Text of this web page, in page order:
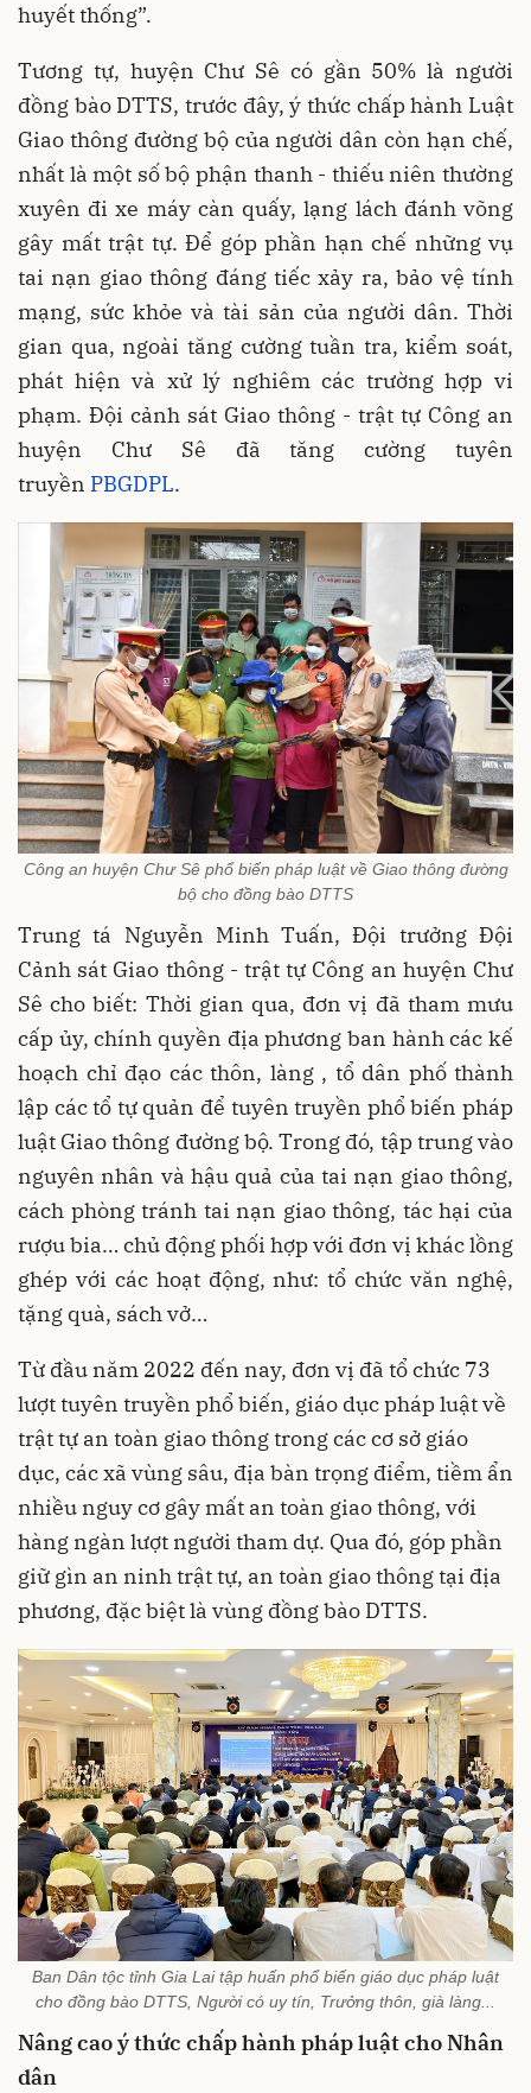
huyết thống”.
Tương tự, huyện Chư Sê có gần 50% là người
đồng bào DTTS, trước đây, ý thức chấp hành Luật
Giao thông đường bộ của người dân còn hạn chế,
nhất là một số bộ phận thanh - thiếu niên thường
xuyên đi xe máy càn quấy, lạng lách đánh võng
gây mất trật tự. Để góp phần hạn chế những vụ
tai nạn giao thông đáng tiếc xảy ra, bảo vệ tính
mạng, sức khỏe và tài sản của người dân. Thời
gian qua, ngoài tăng cường tuần tra, kiểm soát,
phát hiện và xử lý nghiêm các trường hợp vi
phạm. Đội cảnh sát Giao thông - trật tự Công an
huyện Chư Sê đã tăng cường tuyên
truyền PBGDPL.
Công an huyện Chư Sê phổ biến pháp luật về Giao thông đường
bộ cho đồng bào DTTS
Trung tá Nguyễn Minh Tuấn, Đội trưởng Đội
Cảnh sát Giao thông - trật tự Công an huyện Chư
Sê cho biết: Thời gian qua, đơn vị đã tham mưu
cấp ủy, chính quyền địa phương ban hành các kế
hoạch chỉ đạo các thôn, làng , tổ dân phố thành
lập các tổ tự quản để tuyên truyền phổ biến pháp
luật Giao thông đường bộ. Trong đó, tập trung vào
nguyên nhân và hậu quả của tai nạn giao thông,
cách phòng tránh tai nạn giao thông, tác hại của
rượu bia… chủ động phối hợp với đơn vị khác lồng
ghép với các hoạt động, như: tổ chức văn nghệ,
tặng quà, sách vở…
Từ đầu năm 2022 đến nay, đơn vị đã tổ chức 73
lượt tuyên truyền phổ biến, giáo dục pháp luật về
trật tự an toàn giao thông trong các cơ sở giáo
dục, các xã vùng sâu, địa bàn trọng điểm, tiềm ẩn
nhiều nguy cơ gây mất an toàn giao thông, với
hàng ngàn lượt người tham dự. Qua đó, góp phần
giữ gìn an ninh trật tự, an toàn giao thông tại địa
phương, đặc biệt là vùng đồng bào DTTS.
Ban Dân tộc tỉnh Gia Lai tập huấn phổ biến giáo dục pháp luật
cho đồng bào DTTS, Người có uy tín, Trưởng thôn, già làng...
Nâng cao ý thức chấp hành pháp luật cho Nhân
dân